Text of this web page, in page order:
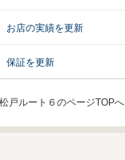
お店の実績を更新
保証を更新
戸ルート６のページTOPへ